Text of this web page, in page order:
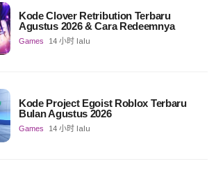
Kode Clover Retribution Terbaru
Agustus 2026 & Cara Redeemnya
Games 14 小时 lalu
Kode Project Egoist Roblox Terbaru
Bulan Agustus 2026
Games 14 小时 lalu